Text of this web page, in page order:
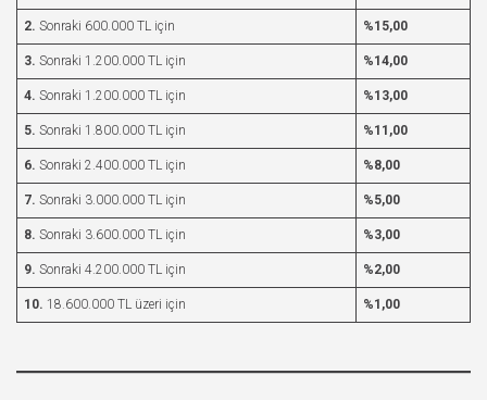
2. Sonraki 600.000 TL için %15,00
3. Sonraki 1.200.000 TL için %14,00
4. Sonraki 1.200.000 TL için %13,00
5. Sonraki 1.800.000 TL için %11,00
6. Sonraki 2.400.000 TL için %8,00
7. Sonraki 3.000.000 TL için %5,00
8. Sonraki 3.600.000 TL için %3,00
9. Sonraki 4.200.000 TL için %2,00
10. 18.600.000 TL üzeri için %1,00